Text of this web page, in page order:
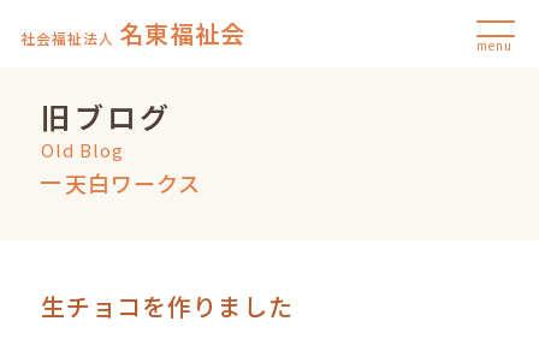
社会福祉法人 名東福祉会 menu
旧ブログ
Old Blog
天白ワークス
生チョコを作りました